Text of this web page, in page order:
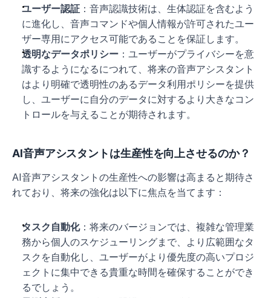
ユーザー認証 ：音声認識技術は、生体認証を含むよう
に進化し、音声コマンドや個人情報が許可されたユー
ザー専用にアクセス可能であることを保証します。
透明なデータポリシー ：ユーザーがプライバシーを意
識するようになるにつれて、将来の音声アシスタント
はより明確で透明性のあるデータ利用ポリシーを提供
し、ユーザーに自分のデータに対するより大きなコン
トロールを与えることが期待されます。
AI音声アシスタントは生産性を向上させるのか？
AI音声アシスタントの生産性への影響は高まると期待さ
れており、将来の強化は以下に焦点を当てます：
タスク自動化：将来のバージョンでは、複雑な管理業
務から個人のスケジューリングまで、より広範囲なタ
スクを自動化し、ユーザーがより優先度の高いプロジ
ェクトに集中できる貴重な時間を確保することができ
るでしょう。